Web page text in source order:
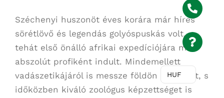
Széchenyi huszonöt éves korára már híres
sörétlövő és legendás golyóspuskás volt,
tehát első önálló afrikai expedíciójára már
abszolút profiként indult. Mindemellett
vadászetikájáról is messze földön híres lett, s
időközben kiváló zoológus képzettséget is
HUF